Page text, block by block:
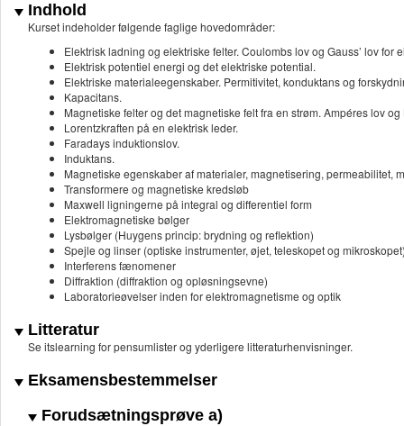
Indhold
Kurset indeholder følgende faglige hovedområder:
Elektrisk ladning og elektriske felter. Coulombs lov og Gauss’ lov for
Elektrisk potentiel energi og det elektriske potential.
Elektriske materialeegenskaber. Permitivitet, konduktans og
Kapacitans.
Magnetiske felter og det magnetiske felt fra en strøm. Ampéres lov og
Lorentzkraften på en elektrisk leder.
Faradays induktionslov.
Induktans.
Magnetiske egenskaber af materialer, magnetisering, permeabilitet,
Transformere og magnetiske kredsløb
Maxwell ligningerne på integral og differentiel form
Elektromagnetiske bølger
Lysbølger (Huygens princip: brydning og reflektion)
Spejle og linser (optiske instrumenter, øjet, teleskopet og
Interferens fænomener
Diffraktion (diffraktion og opløsningsevne)
Laboratorieøvelser inden for elektromagnetisme og optik
Litteratur
Se itslearning for pensumlister og yderligere litteraturhenvisninger.
Eksamensbestemmelser
Forudsætningsprøve a)